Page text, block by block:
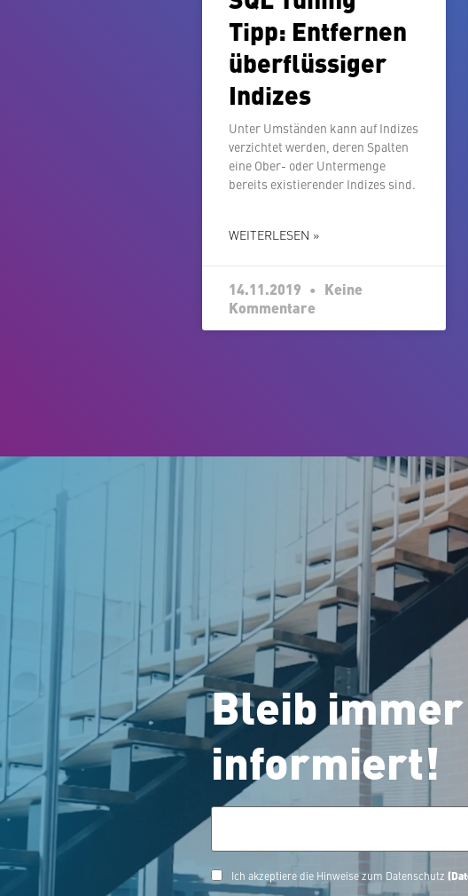
Tipp: Entfernen
über­flüs­si­ger
Indizes
Unter Umständen kann auf Indizes
ver­zich­tet werden, deren Spalten
eine Ober- oder Un­ter­men­ge
bereits exis­tie­ren­der Indizes sind.
WEITERLESEN »
14.11.2019
Keine
Kommentare
Bleib immer
informiert!
Ich akzeptiere die Hinweise zum Datenschutz